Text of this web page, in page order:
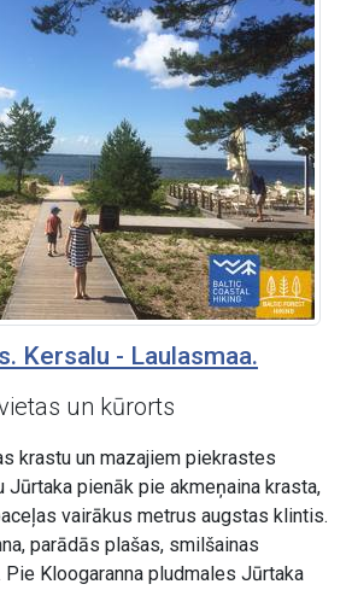
Kersalu - Laulasmaa.
un kūrorts
krastu un mazajiem piekrastes
Jūrtaka pienāk pie akmeņaina krasta,
vairākus metrus augstas klintis.
parādās plašas, smilšainas
Kloogaranna pludmales Jūrtaka